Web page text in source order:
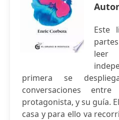
Este
primera se
conversaciones
protagonista, y su guía.
casa y para ello va